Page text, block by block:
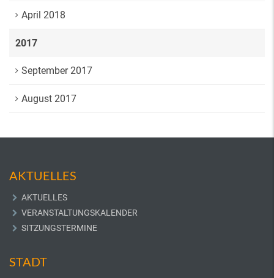
April 2018
2017
September 2017
August 2017
AKTUELLES
AKTUELLES
VERANSTALTUNGSKALENDER
SITZUNGSTERMINE
STADT